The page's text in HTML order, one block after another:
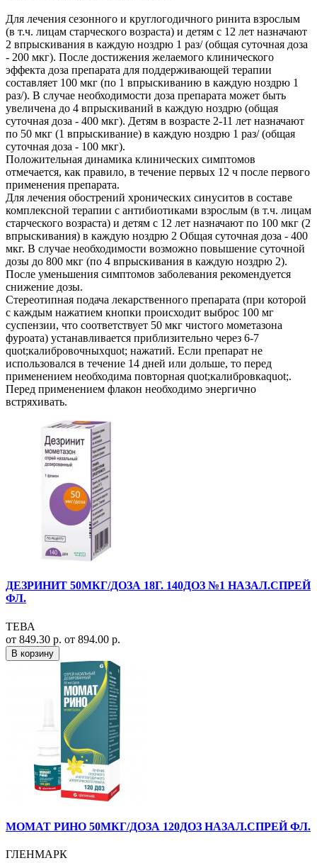
Для лечения сезонного и круглогодичного ринита взрослым
(в т.ч. лицам старческого возраста) и детям с 12 лет назначают
2 впрыскивания в каждую ноздрю 1 раз/ (общая суточная доза
- 200 мкг). После достижения желаемого клинического
эффекта доза препарата для поддерживающей терапии
составляет 100 мкг (по 1 впрыскиванию в каждую ноздрю 1
раз/). В случае необходимости доза препарата может быть
увеличена до 4 впрыскиваний в каждую ноздрю (общая
суточная доза - 400 мкг). Детям в возрасте 2-11 лет назначают
по 50 мкг (1 впрыскивание) в каждую ноздрю 1 раз/ (общая
суточная доза - 100 мкг).
Положительная динамика клинических симптомов
отмечается, как правило, в течение первых 12 ч после первого
применения препарата.
Для лечения обострений хронических синуситов в составе
комплексной терапии с антибиотиками взрослым (в т.ч. лицам
старческого возраста) и детям с 12 лет назначают по 100 мкг (2
впрыскивания) в каждую ноздрю 2 Общая суточная доза - 400
мкг. В случае необходимости возможно повышение суточной
дозы до 800 мкг (по 4 впрыскивания в каждую ноздрю 2).
После уменьшения симптомов заболевания рекомендуется
снижение дозы.
Стереотипная подача лекарственного препарата (при которой
с каждым нажатием кнопки происходит выброс 100 мг
суспензии, что соответствует 50 мкг чистого мометазона
фуроата) устанавливается приблизительно через 6-7
quot;калибровочныхquot; нажатий. Если препарат не
использовался в течение 14 дней или дольше, то перед
применением необходима повторная quot;калибровкаquot;.
Перед применением флакон необходимо энергично
встряхивать.
ДЕЗРИНИТ 50МКГ/ДОЗА 18Г. 140ДОЗ №1 НАЗАЛ.СПРЕЙ
ФЛ.
ТЕВА
от 849.30 р. от 894.00 р.
В корзину
МОМАТ РИНО 50МКГ/ДОЗА 120ДОЗ НАЗАЛ.СПРЕЙ ФЛ.
ГЛЕНМАРК